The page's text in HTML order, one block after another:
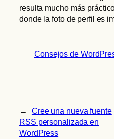
resulta mucho más
donde la foto de perfil es
Consejos de
←
Cree una nueva fuente
RSS personalizada en
WordPress